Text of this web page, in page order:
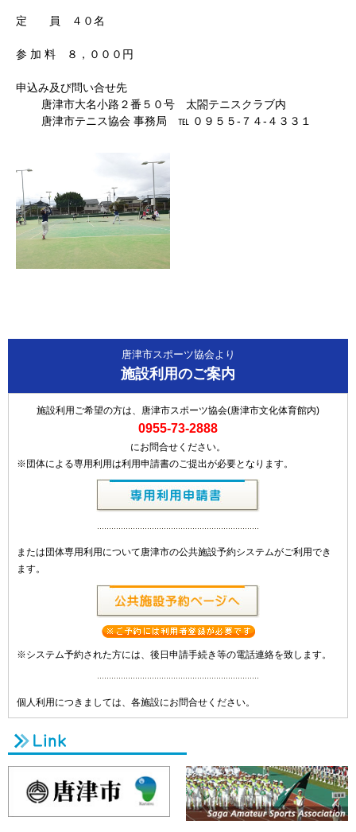
定 員 ４０名
参 加 料 ８，０００円
申込み及び問い合せ先
唐津市大名小路２番５０号 太閤テニスクラブ内
唐津市テニス協会 事務局 ℡ ０９５５-７４-４３３１
唐津市スポーツ協会より
施設利用のご案内
施設利用ご希望の方は、唐津市スポーツ協会(唐津市文化体育館内)
0955-73-2888
にお問合せください。
※団体による専用利用は利用申請書のご提出が必要となります。
または団体専用利用について唐津市の公共施設予約システムがご利用でき
ます。
※システム予約された方には、後日申請手続き等の電話連絡を致します。
個人利用につきましては、各施設にお問合せください。